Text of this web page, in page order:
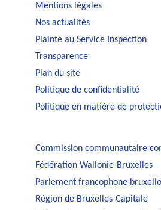
Mentions légales
Nos actualités
Plainte au Service Inspection
Transparence
Plan du site
Politique de confidentialité
Politique en matière de
Commission communautaire
Fédération Wallonie-Bruxelles
Parlement francophone
Région de Bruxelles-Capitale